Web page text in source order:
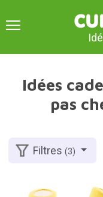
Idées
pas
Filtres(3)